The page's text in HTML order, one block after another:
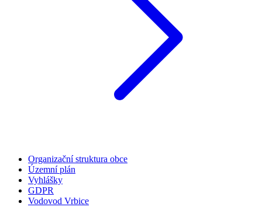
Organizační struktura obce
Územní plán
Vyhlášky
GDPR
Vodovod Vrbice